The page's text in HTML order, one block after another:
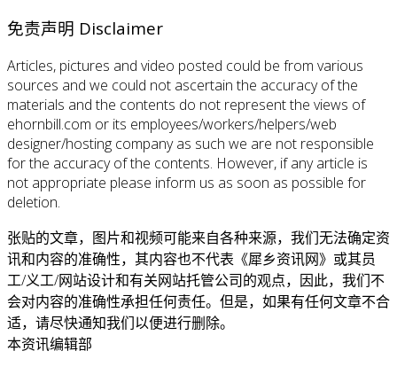
免责声明 Disclaimer
Articles, pictures and video posted could be from various
sources and we could not ascertain the accuracy of the
materials and the contents do not represent the views of
ehornbill.com or its employees/workers/helpers/web
designer/hosting company as such we are not responsible
for the accuracy of the contents. However, if any article is
not appropriate please inform us as soon as possible for
deletion.
张贴的文章，图片和视频可能来自各种来源，我们无法确定资
讯和内容的准确性，其内容也不代表《犀乡资讯网》或其员
工/义工/网站设计和有关网站托管公司的观点，因此，我们不
会对内容的准确性承担任何责任。但是，如果有任何文章不合
适，请尽快通知我们以便进行删除。
本资讯编辑部